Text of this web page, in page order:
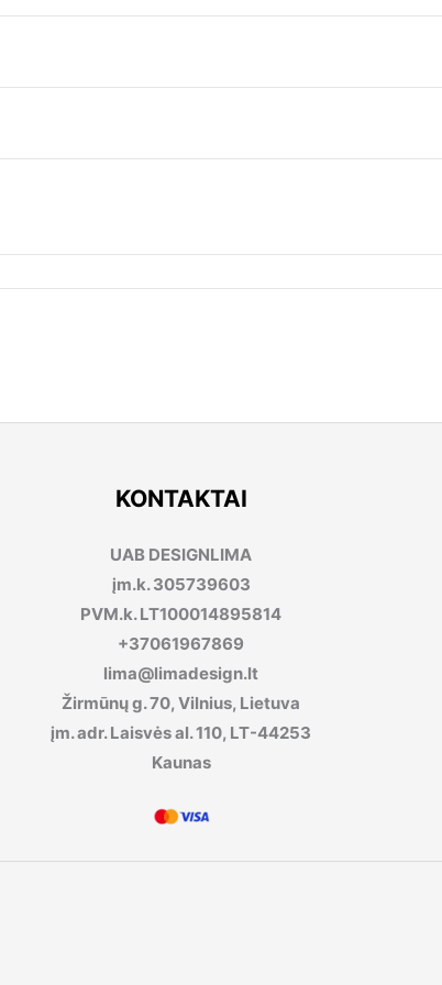
KONTAKTAI
UAB DESIGNLIMA
įm.k. 305739603
PVM.k. LT100014895814
+37061967869
lima@limadesign.lt
Žirmūnų g. 70, Vilnius, Lietuva
įm. adr. Laisvės al. 110, LT-44253
Kaunas